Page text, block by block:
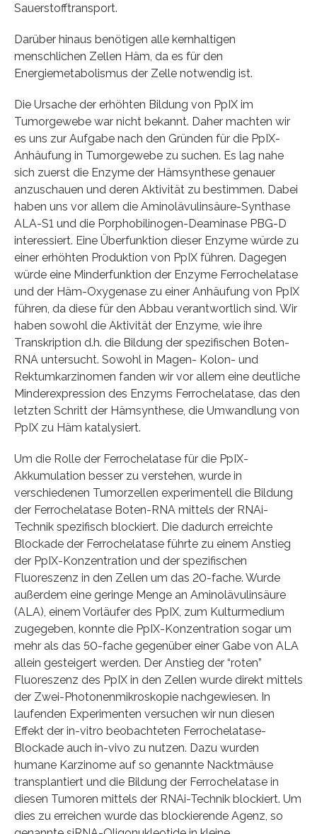
Sauerstofftransport.
Darüber hinaus benötigen alle kernhaltigen
menschlichen Zellen Häm, da es für den
Energiemetabolismus der Zelle notwendig ist.
Die Ursache der erhöhten Bildung von PpIX im
Tumorgewebe war nicht bekannt. Daher machten wir
es uns zur Aufgabe nach den Gründen für die PpIX-
Anhäufung in Tumorgewebe zu suchen. Es lag nahe
sich zuerst die Enzyme der Hämsynthese genauer
anzuschauen und deren Aktivität zu bestimmen. Dabei
haben uns vor allem die Aminolävulinsäure-Synthase
ALA-S1 und die Porphobilinogen-Deaminase PBG-D
interessiert. Eine Überfunktion dieser Enzyme würde zu
einer erhöhten Produktion von PpIX führen. Dagegen
würde eine Minderfunktion der Enzyme Ferrochelatase
und der Häm-Oxygenase zu einer Anhäufung von PpIX
führen, da diese für den Abbau verantwortlich sind. Wir
haben sowohl die Aktivität der Enzyme, wie ihre
Transkription d.h. die Bildung der spezifischen Boten-
RNA untersucht. Sowohl in Magen- Kolon- und
Rektumkarzinomen fanden wir vor allem eine deutliche
Minderexpression des Enzyms Ferrochelatase, das den
letzten Schritt der Hämsynthese, die Umwandlung von
PpIX zu Häm katalysiert.
Um die Rolle der Ferrochelatase für die PpIX-
Akkumulation besser zu verstehen, wurde in
verschiedenen Tumorzellen experimentell die Bildung
der Ferrochelatase Boten-RNA mittels der RNAi-
Technik spezifisch blockiert. Die dadurch erreichte
Blockade der Ferrochelatase führte zu einem Anstieg
der PpIX-Konzentration und der spezifischen
Fluoreszenz in den Zellen um das 20-fache. Wurde
außerdem eine geringe Menge an Aminolävulinsäure
(ALA), einem Vorläufer des PpIX, zum Kulturmedium
zugegeben, konnte die PpIX-Konzentration sogar um
mehr als das 50-fache gegenüber einer Gabe von ALA
allein gesteigert werden. Der Anstieg der “roten”
Fluoreszenz des PpIX in den Zellen wurde direkt mittels
der Zwei-Photonenmikroskopie nachgewiesen. In
laufenden Experimenten versuchen wir nun diesen
Effekt der in-vitro beobachteten Ferrochelatase-
Blockade auch in-vivo zu nutzen. Dazu wurden
humane Karzinome auf so genannte Nacktmäuse
transplantiert und die Bildung der Ferrochelatase in
diesen Tumoren mittels der RNAi-Technik blockiert. Um
dies zu erreichen wurde das blockierende Agenz, so